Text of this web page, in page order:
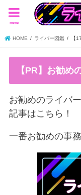
menu
HOME ライバー図鑑 【
【PR】お勧め
お勧めのライバ
記事はこちら！
一番お勧めの事